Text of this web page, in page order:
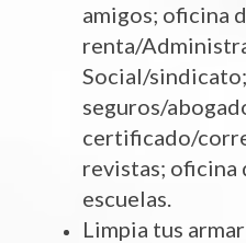
amigos; oficina
renta/
Social/
seguros/
certificado/
revistas; oficina
escuelas.
Limpia tus